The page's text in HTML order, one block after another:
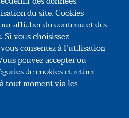
du site. Cookies
afficher du contenu et des
vous choisissez
vous consentez à l'utilisation
pouvez accepter ou
de cookies et retirer
tout moment via les
des Notaires de France
– 75008 Paris